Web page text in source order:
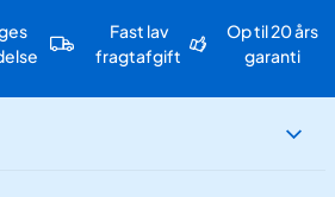
Fast lav
fragtafgift
Op til 20 års
garanti